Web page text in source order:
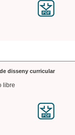
disseny curricular
libre